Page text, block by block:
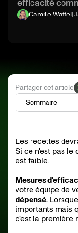
efficacité
Camille Wattel|
Les recettes
Si ce n'est pas
est faible.
Mesures
votre équipe de
dépensé.
importants mais
c'est la première
Partager cet article
Sommaire
Pourquoi
Quel est le chiffre
Principaux
Qu'est-ce qui
Le rôle du CRM
Comment les
commerciales